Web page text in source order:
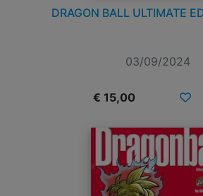
DRAGON BALL ULTIMATE
03/09/2024
€ 15,00